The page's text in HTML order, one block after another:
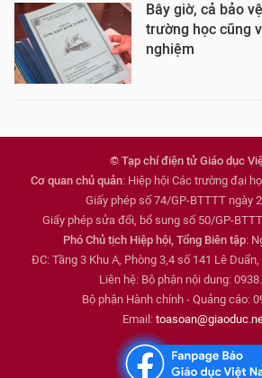
Bây giờ, cả bảo
trường học cũng
nghiệm
© Tạp chí điện tử Giáo dục
Cơ quan chủ quản: Hiệp hội Các trường đại
Giấy phép số 74/GP-BTTTT ngày
Giấy phép sửa đổi, bổ sung số 50/GP-
Phó Chủ tịch Hiệp hội, Tổng Biên tập:
ĐC: Tầng 3 Khu A, Phòng 3,4 số 141 Lê Duẩn,
Liên hệ: Bộ phận nội dung:
Bộ phận Hành chính - Quảng cáo:
Email: